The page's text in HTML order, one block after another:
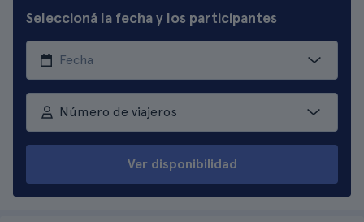
Seleccioná la fecha y los participantes
Número de viajeros
Ver disponibilidad